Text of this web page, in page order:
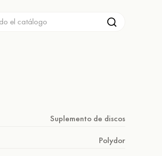
Suplemento de discos
Polydor